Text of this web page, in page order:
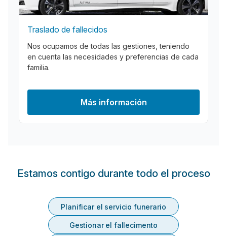
Traslado de fallecidos
Nos ocupamos de todas las gestiones, teniendo
en cuenta las necesidades y preferencias de cada
familia.
Más información
Estamos contigo durante todo el proceso
Planificar el servicio funerario
Gestionar el fallecimento